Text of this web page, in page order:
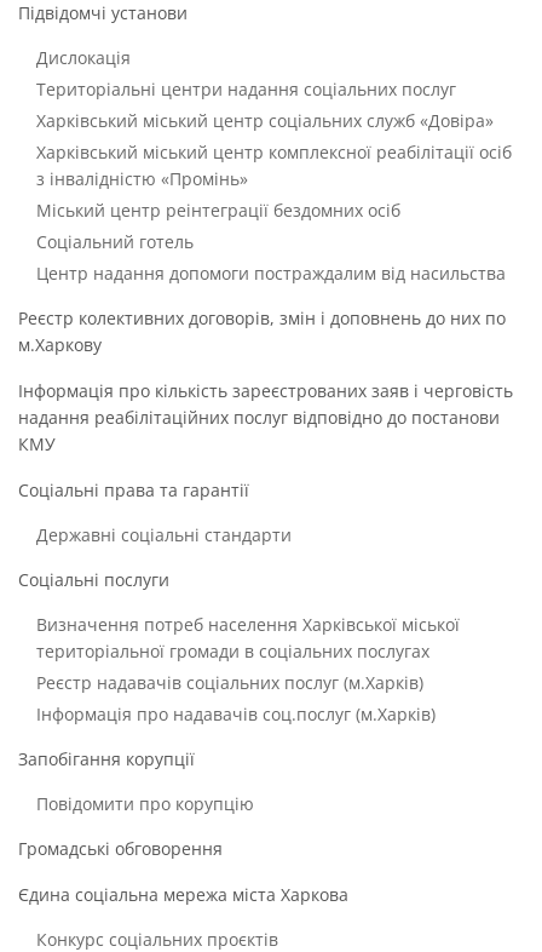
Підвідомчі установи
Дислокація
Територіальні центри надання соціальних послуг
Харківський міський центр соціальних служб «Довіра»
Харківський міський центр комплексної реабілітації осіб
з інвалідністю «Промінь»
Міський центр реінтеграції бездомних осіб
Соціальний готель
Центр надання допомоги постраждалим від насильства
Реєстр колективних договорів, змін і доповнень до них по
м.Харкову
Інформація про кількість зареєстрованих заяв і черговість
надання реабілітаційних послуг відповідно до постанови
КМУ
Соціальні права та гарантії
Державні соціальні стандарти
Соціальні послуги
Визначення потреб населення Харківської міської
територіальної громади в соціальних послугах
Реєстр надавачів соціальних послуг (м.Харків)
Інформація про надавачів соц.послуг (м.Харків)
Запобігання корупції
Повідомити про корупцію
Громадські обговорення
Єдина соціальна мережа міста Харкова
Конкурс соціальних проєктів